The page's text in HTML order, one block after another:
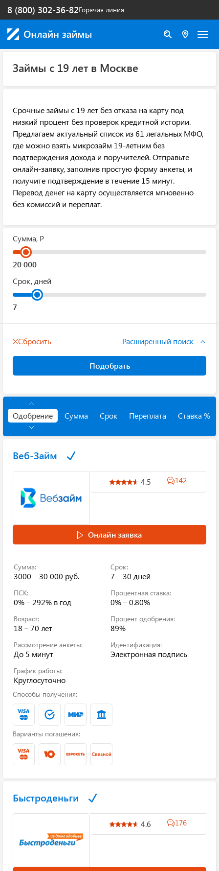
Горячая линия
8 (800) 302-36-82
Займы с 19 лет в Москве
Срочные займы с 19 лет без отказа на карту под
низкий процент без проверок кредитной истории.
Предлагаем актуальный список из 61 легальных МФО,
где можно взять микрозайм 19-летним без
подтверждения дохода и поручителей. Отправьте
онлайн-заявку, заполнив простую форму анкеты, и
получите подтверждение в течение 15 минут.
Перевод денег на карту осуществляется мгновенно
без комиссий и переплат.
Сумма, Р
Срок, дней
Сбросить Расширенный поиск
Подобрать
Одобрение Сумма Срок Переплата Ставка %
Веб-Займ
4.5 142
Онлайн заявка
Сумма:
3000 – 30 000 руб.
Срок:
7 – 30 дней
ПСК:
0% – 292% в год
Процентная ставка:
0% – 0.80%
Возраст:
18 – 70 лет
Процент одобрения:
89%
Рассмотрение анкеты:
До 5 минут
Идентификация:
Электронная подпись
График работы:
Круглосуточно
Способы получения:
Варианты погашения:
Быстроденьги
4.6 176